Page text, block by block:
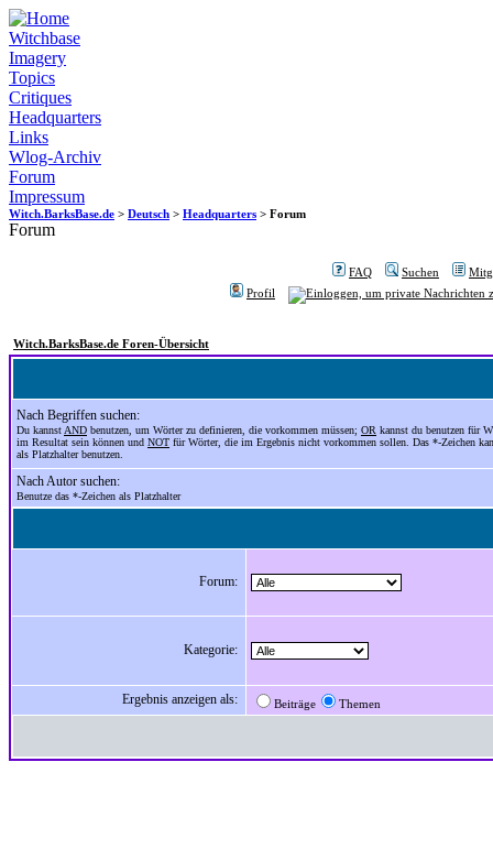
Witchbase
Imagery
Topics
Critiques
Headquarters
Links
Wlog-Archiv
Forum
Impressum
Witch.BarksBase.de > Deutsch > Headquarters > Forum
Forum
FAQ Suchen
Profil
Witch.BarksBase.de Foren-Übersicht
Nach Begriffen suchen:
Du kannst AND benutzen, um Wörter zu definieren, die vorkommen müssen; OR kannst du benutzen für
im Resultat sein können und NOT für Wörter, die im Ergebnis nicht vorkommen sollen. Das *-Zeichen
als Platzhalter benutzen.
Nach Autor suchen:
Benutze das *-Zeichen als Platzhalter
Forum:
Kategorie:
Ergebnis anzeigen als: Beiträge Themen